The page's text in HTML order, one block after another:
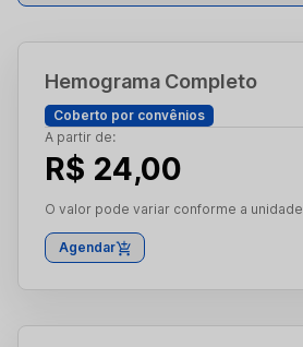
Hemograma Completo
Coberto por convênios
A partir de:
R$ 24,00
O valor pode variar conforme a unidade
Agendar